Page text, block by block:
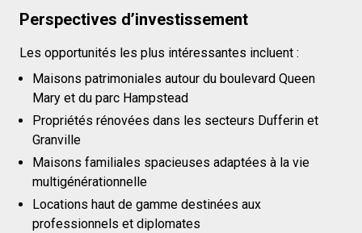
Perspectives d’investissement
Les opportunités les plus intéressantes incluent :
Maisons patrimoniales autour du boulevard Queen
Mary et du parc Hampstead
Propriétés rénovées dans les secteurs Dufferin et
Granville
Maisons familiales spacieuses adaptées à la vie
multigénérationnelle
Locations haut de gamme destinées aux
professionnels et diplomates